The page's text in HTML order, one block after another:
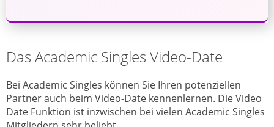
Das Academic Singles Video-Date
Bei Academic Singles können Sie Ihren potenziellen
Partner auch beim Video-Date kennenlernen. Die Video
Date Funktion ist inzwischen bei vielen Academic Singles